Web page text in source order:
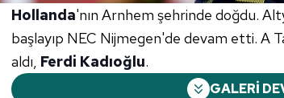
Hollanda'nın Arnhem şehrinde doğdu.
başlayıp NEC Nijmegen'de devam etti. A
aldı, Ferdi Kadıoğlu.
GALERİ